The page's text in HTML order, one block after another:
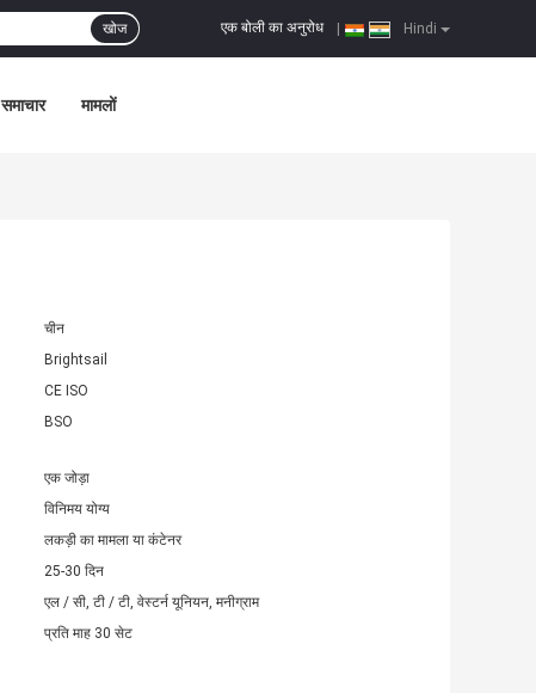
Hindi
एक बोली का अनुरोध
खोज
समाचार मामलों
चीन
Brightsail
CE ISO
BSO
एक जोड़ा
विनिमय योग्य
लकड़ी का मामला या कंटेनर
25-30 दिन
एल / सी, टी / टी, वेस्टर्न यूनियन, मनीग्राम
प्रति माह 30 सेट